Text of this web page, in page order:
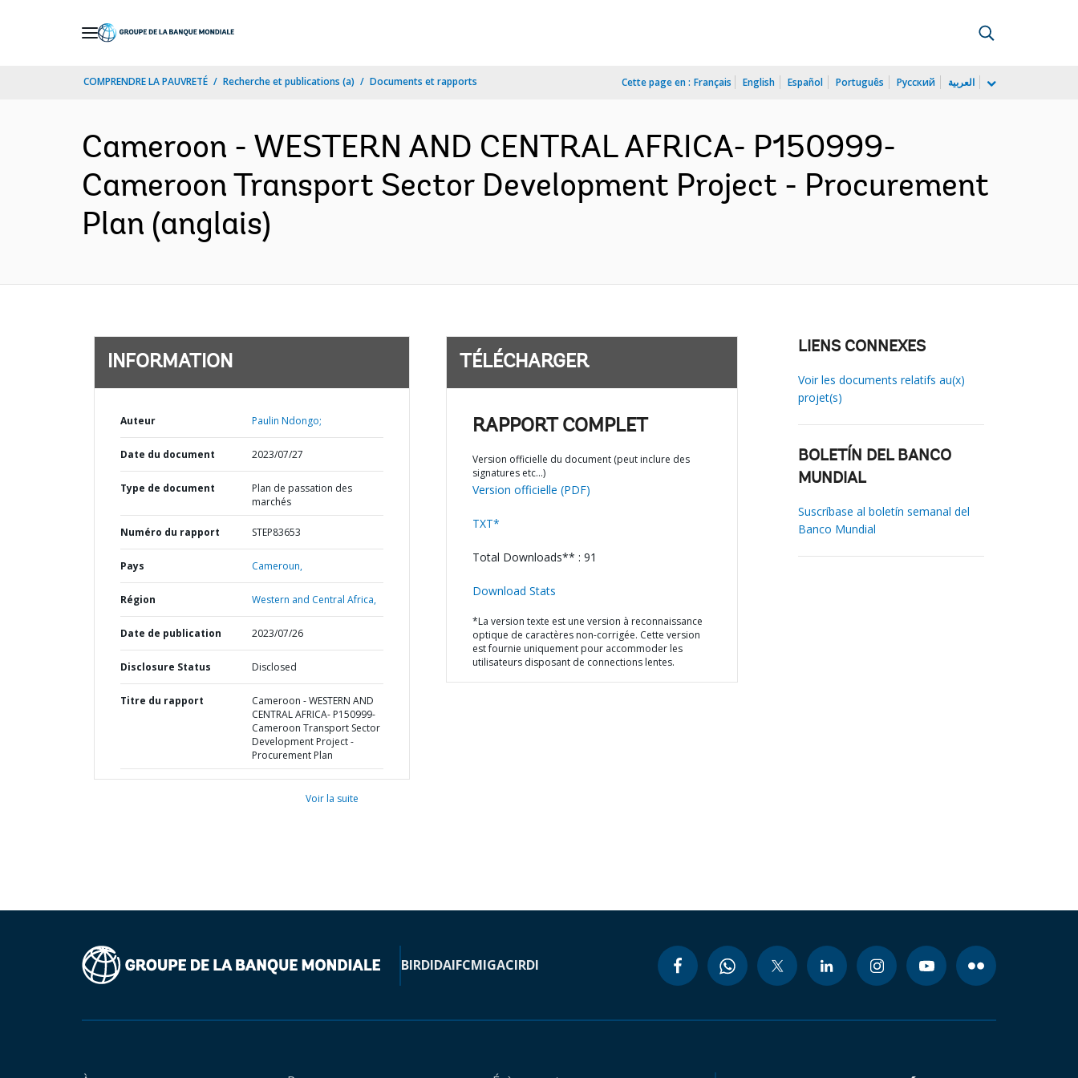
COMPRENDRE LA PAUVRETÉ Recherche et publications (a) Documents et rapports Cette page en : Français English Español Português Русский العربية
Cameroon - WESTERN AND CENTRAL AFRICA- P150999-
Cameroon Transport Sector Development Project - Procurement
Plan (anglais)
INFORMATION
Auteur Paulin Ndongo;
Date du document 2023/07/27
Type de document
Plan de passation des
marchés
Numéro du rapport STEP83653
Pays Cameroun,
Région Western and Central Africa,
Date de publication 2023/07/26
Disclosure Status Disclosed
Titre du rapport
Cameroon - WESTERN AND
CENTRAL AFRICA- P150999-
Cameroon Transport Sector
Development Project -
Procurement Plan
Voir la suite
TÉLÉCHARGER
RAPPORT COMPLET
Version officielle du document (peut inclure des
signatures etc…)
Version officielle (PDF)
TXT*
Total Downloads** : 91
Download Stats
*La version texte est une version à reconnaissance
optique de caractères non-corrigée. Cette version
est fournie uniquement pour accommoder les
utilisateurs disposant de connections lentes.
LIENS CONNEXES
Voir les documents relatifs au(x)
projet(s)
BOLETÍN DEL BANCO
MUNDIAL
Suscríbase al boletín semanal del
Banco Mundial
BIRDIDAIFCMIGACIRDI